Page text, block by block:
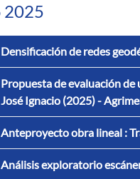
2025
Densificación de redes
Propuesta de evaluación
José Ignacio (2025) -
Anteproyecto obra lineal :
Análisis exploratorio